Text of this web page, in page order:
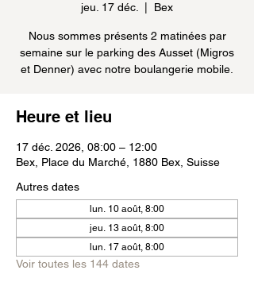
jeu. 17 déc. Bex
Nous sommes présents 2 matinées par
semaine sur le parking des Ausset (Migros
et Denner) avec notre boulangerie mobile.
Heure et lieu
17 déc. 2026, 08:00 – 12:00
Bex, Place du Marché, 1880 Bex, Suisse
Autres dates
lun. 10 août, 8:00
jeu. 13 août, 8:00
lun. 17 août, 8:00
Voir toutes les 144 dates